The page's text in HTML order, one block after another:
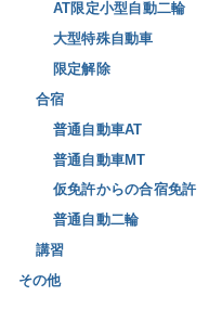
AT限定小型自動二輪
大型特殊自動車
限定解除
合宿
普通自動車AT
普通自動車MT
仮免許からの合宿免許
普通自動二輪
講習
その他